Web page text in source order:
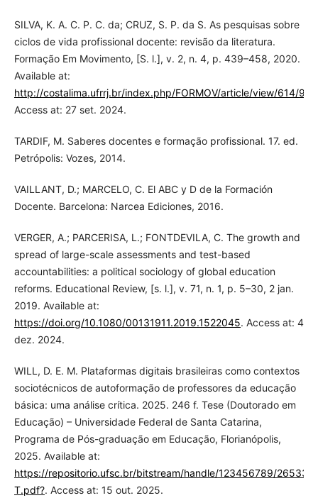
SILVA, K. A. C. P. C. da; CRUZ, S. P. da S. As pesquisas sobre
ciclos de vida profissional docente: revisão da literatura.
Formação Em Movimento, [S. l.], v. 2, n. 4, p. 439–458, 2020.
Available at:
http://costalima.ufrrj.br/index.php/FORMOV/article/view/614/900
Access at: 27 set. 2024.
TARDIF, M. Saberes docentes e formação profissional. 17. ed.
Petrópolis: Vozes, 2014.
VAILLANT, D.; MARCELO, C. El ABC y D de la Formación
Docente. Barcelona: Narcea Ediciones, 2016.
VERGER, A.; PARCERISA, L.; FONTDEVILA, C. The growth and
spread of large-scale assessments and test-based
accountabilities: a political sociology of global education
reforms. Educational Review, [s. l.], v. 71, n. 1, p. 5–30, 2 jan.
2019. Available at:
https://doi.org/10.1080/00131911.2019.1522045. Access at: 4
dez. 2024.
WILL, D. E. M. Plataformas digitais brasileiras como contextos
sociotécnicos de autoformação de professores da educação
básica: uma análise crítica. 2025. 246 f. Tese (Doutorado em
Educação) – Universidade Federal de Santa Catarina,
Programa de Pós-graduação em Educação, Florianópolis,
2025. Available at:
https://repositorio.ufsc.br/bitstream/handle/123456789/265337/
T.pdf?. Access at: 15 out. 2025.